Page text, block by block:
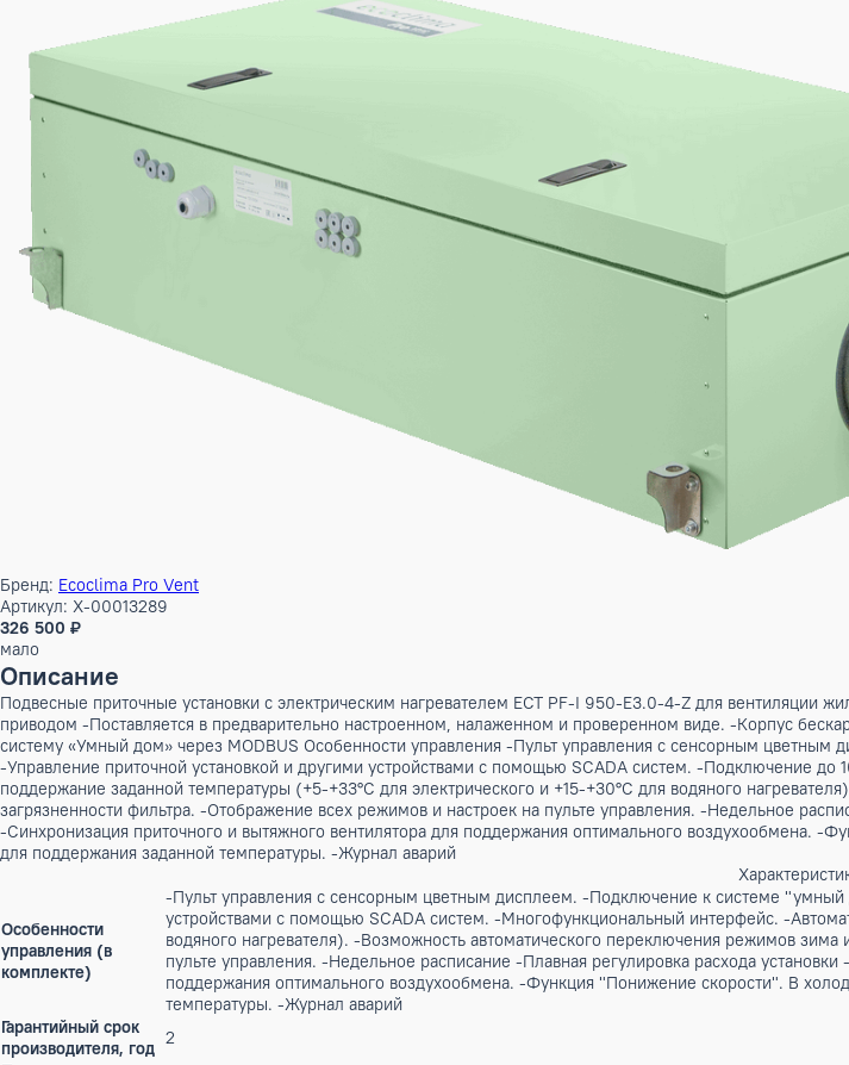
Подвесная приточная установка с электрическим нагревателем Ecoclima Pro Vent ECT PF-I 950-
Подвесная приточная установка с электрическим
Бренд: Ecoclima Pro Vent
Артикул: X-00013289
326 500 ₽
мало
Описание
Подвесные приточные установки с электрическим нагревателем ECT PF-I 950-E3.0-4-Z для
приводом -Поставляется в предварительно настроенном, налаженном и проверенном виде.
систему «Умный дом» через MODBUS Особенности управления -Пульт управления с
-Управление приточной установкой и другими устройствами с помощью SCADA систем. -
поддержание заданной температуры (+5-+33°С для электрического и +15-+30°С для
загрязненности фильтра. -Отображение всех режимов и настроек на пульте управления. -
-Синхронизация приточного и вытяжного вентилятора для поддержания оптимального
для поддержания заданной температуры. -Журнал аварий